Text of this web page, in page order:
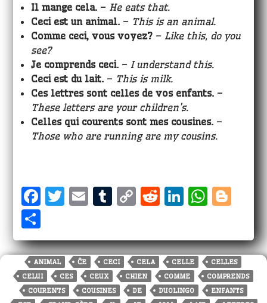
Il mange cela. – He eats that.
Ceci est un animal. – This is an animal.
Comme ceci, vous voyez? –Like this, do you
see?
Je comprends ceci. –I understand this.
Ceci est du lait. – This is milk.
Ces lettres sont celles de vos enfants. –
These letters are your children’s.
Celles qui courents sont mes cousines. –
Those who are running are my cousins.
F
c
e
b
o
T
it
te
r
E
ai
l
T
m
bl
r
C
p
y
Li
n
R
d
di
t
Li
k
e
dI
n
W
a
ts
A
p
g
g
e
r
h
a
r
e
ANIMAL ĈE CECI CELA CELLE
CELLES
CELUI
CES CEUX CHIEN COMME
COMPRENDS
COURENTS
COUSINES DE DUOLINGO
ENFANTS